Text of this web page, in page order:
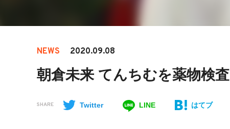
NEWS 2020.09.08
朝倉未来 てんちむを薬物検
SHARE Twitter LINE はてブ